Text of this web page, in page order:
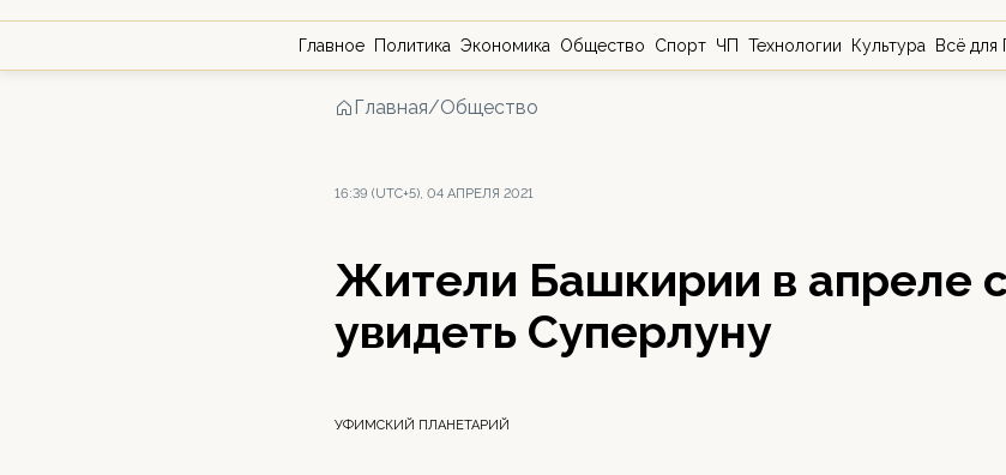
Главное Политика Экономика Общество Спорт ЧП Технологии Культура Всё для
Главная/Общество
16:39 (UTC+5), 04 АПРЕЛЯ 2021
Жители Башкирии в апреле
увидеть Суперлуну
УФИМСКИЙ ПЛАНЕТАРИЙ